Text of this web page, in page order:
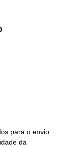
para o envio
da